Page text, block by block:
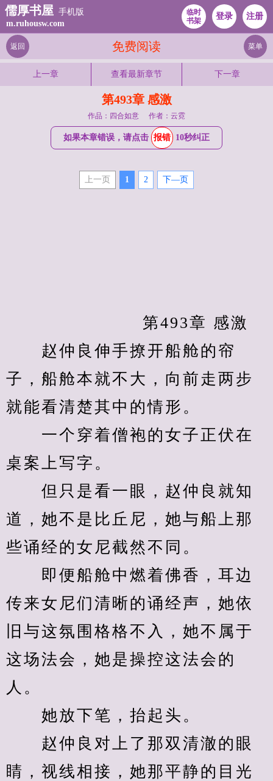
儒厚书屋 手机版
m.ruhousw.com
临时
书架
登录 注册
免费阅读
返回 菜单
上一章 查看最新章节 下一章
第493章 感激
作品：四合如意 作者：云霓
如果本章错误，请点击 报错 10秒纠正
上一页 1 2 下—页
            　　	第493章 感激
赵仲良伸手撩开船舱的帘
子，船舱本就不大，向前走两步
就能看清楚其中的情形。
一个穿着僧袍的女子正伏在
桌案上写字。
但只是看一眼，赵仲良就知
道，她不是比丘尼，她与船上那
些诵经的女尼截然不同。
即便船舱中燃着佛香，耳边
传来女尼们清晰的诵经声，她依
旧与这氛围格格不入，她不属于
这场法会，她是操控这法会的
人。
她放下笔，抬起头。
赵仲良对上了那双清澈的眼
睛，视线相接，她那平静的目光